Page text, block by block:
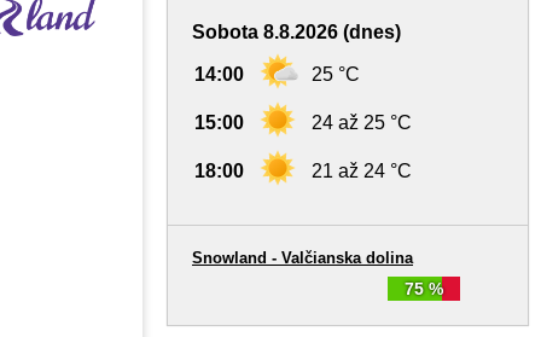
Sobota 8.8.2026 (dnes)
14:00 25 °C
15:00 24 až 25 °C
18:00 21 až 24 °C
75 %
Snowland - Valčianska dolina